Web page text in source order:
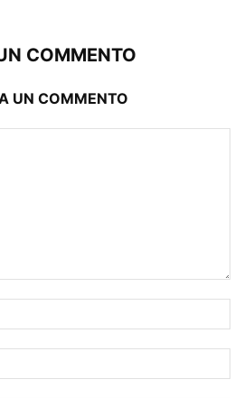
COMMENTO
UN COMMENTO